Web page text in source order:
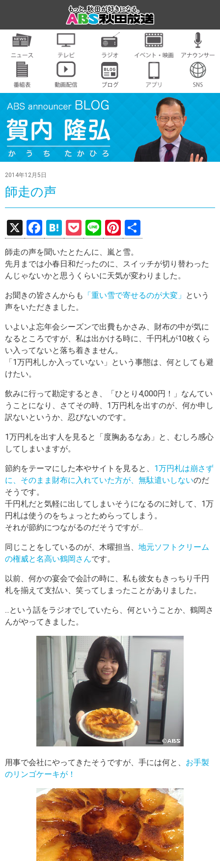
2014年12月5日
師走の声
X
F
a
ce
b
o
o
k
H
at
e
n
a
P
o
ck
et
Li
n
e
Pi
nt
er
es
t
有
師走の声を聞いたとたんに、嵐と雪。
先月までは小春日和だったのに、スイッチが切り替わった
んじゃないかと思うくらいに天気が変わりました。
お聞きの皆さんからも 「重い雪で寄せるのが大変」 という
声をいただきました。
いよいよ忘年会シーズンで出費もかさみ、財布の中が気に
なるところですが、私は出かける時に、千円札が10枚くら
い入ってないと落ち着きません。
「1万円札しか入っていない」という事態は、何としても避
けたい。
飲みに行って勘定するとき、「ひとり4,000円！」なんてい
うことになり、さてその時、1万円札を出すのが、何か申し
訳ないというか、忍びないのです。
1万円札を出す人を見ると「度胸あるなあ」と、むしろ感心
してしまいますが。
節約をテーマにした本やサイトを見ると、 1万円札は崩さず
に、そのまま財布に入れていた方が、無駄遣いしないのだ
そうです。
千円札だと気軽に出してしまいそうになるのに対して、1万
円札は使うのをちょっとためらってしまう。
それが節約につながるのだそうですが...
同じことをしているのが、木曜担当、 地元ソフトクリーム
の権威と名高い鶴岡さんです。
以前、何かの宴会で会計の時に、私も彼女もきっちり千円
札を揃えて支払い、笑ってしまったことがありました。
...という話をラジオでしていたら、何ということか、鶴岡さ
んがやってきました。
用事で会社にやってきたそうですが、手には何と、 お手製
のリンゴケーキが！